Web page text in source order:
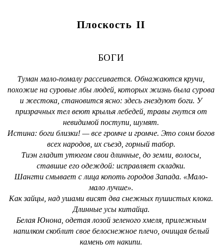
Плоскость II
БОГИ
Туман мало-помалу рассеивается. Обнажаются кручи,
похожие на суровые лбы людей, которых жизнь была сурова
и жестока, становится ясно: здесь гнездуют боги. У
призрачных тел веют крылья лебедей, травы гнутся от
невидимой поступи, шумят.
Истина: боги близки! — все громче и громче. Это сонм богов
всех народов, их съезд, горный табор.
Тиэн гладит утюгом свои длинные, до земли, волосы,
ставшие его одеждой: исправляет складки.
Шангти смывает с лица копоть городов Запада. «Мало-
мало лучше».
Как зайцы, над ушами висят два снежных пушистых клока.
Длинные усы китайца.
Белая Юнона, одетая лозой зеленого хмеля, прилежным
напилком скоблит свое белоснежное плечо, очищая белый
камень от накипи.